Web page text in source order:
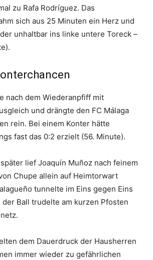
zu Rafa Rodríguez. Das
sich aus 25 Minuten ein Herz und
unhaltbar ins linke untere Toreck –
nach dem Wiederanpfiff mit
und drängte den FC Málaga
rein. Bei einem Konter hätte
fast das 0:2 erzielt (56. Minute).
lief Joaquín Muñoz nach feinem
Chupe allein auf Heimtorwart
tunnelte im Eins gegen Eins
der Ball trudelte am kurzen Pfosten
dem Dauerdruck der Hausherren
immer wieder zu gefährlichen